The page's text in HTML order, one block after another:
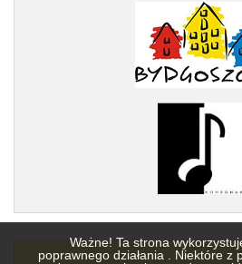
Ważne! Ta strona
poprawnego działania . Niektóre z